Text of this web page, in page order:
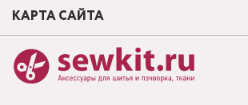
КАРТА САЙТА